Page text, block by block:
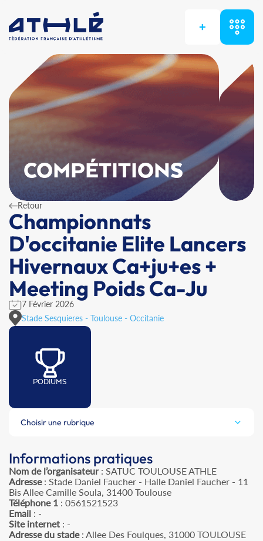
+
COMPÉTITIONS
Retour
Championnats
D'occitanie Elite Lancers
Hivernaux Ca+ju+es +
Meeting Poids Ca-Ju
7 Février 2026
Stade Sesquieres - Toulouse - Occitanie
PODIUMS
Choisir une rubrique
Informations pratiques
Nom de l’organisateur: SATUC TOULOUSE ATHLE
Adresse: Stade Daniel Faucher - Halle Daniel Faucher - 11
Bis Allee Camille Soula, 31400 Toulouse
Téléphone 1 : 0561521523
Email : -
Site internet : -
Adresse du stade: Allee Des Foulques, 31000 TOULOUSE